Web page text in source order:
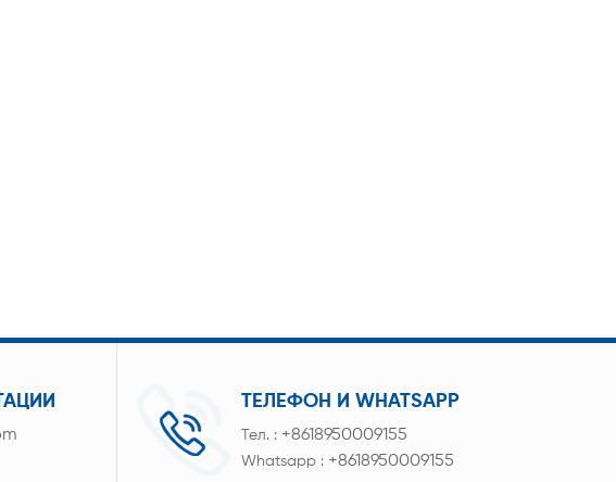
ТЕЛЕФОН И WHATSAPP
Тел. : +8618950009155
Whatsapp : +8618950009155